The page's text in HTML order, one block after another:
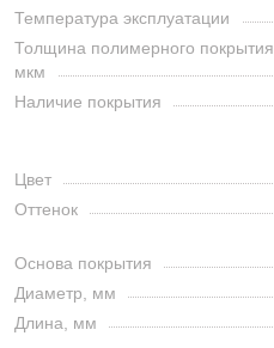
Температура эксплуатации
Толщина полимерного покрытия,
мкм
Наличие покрытия
Цвет
Оттенок
Основа покрытия
Диаметр, мм
Длина, мм